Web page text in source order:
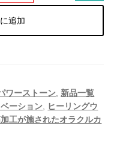
追加
ワーストーン,新品一覧
ーション, ヒーリングウ
工が施されたオラクルカ